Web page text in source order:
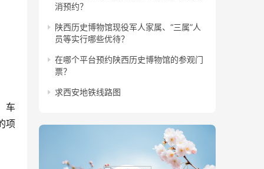
车
项
消预约？
陕西历史博物馆现役军人家属、“三属”人
员等实行哪些优待？
在哪个平台预约陕西历史博物馆的参观门
票？
求西安地铁线路图